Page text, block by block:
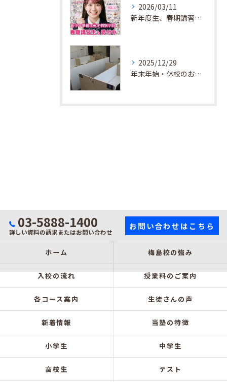
2026/03/11
新年度生、春期講習生 受付中！
2025/12/29
年末年始・休校のお知らせ
03-5888-1400
詳しい資料の請求またはお問い合わせ
お問い合わせはこちら
ホーム 梅島校の強み
入校の流れ 授業料のご案内
各コース案内 生徒さんの声
新着情報 当塾の特徴
小学生 中学生
高校生 テスト